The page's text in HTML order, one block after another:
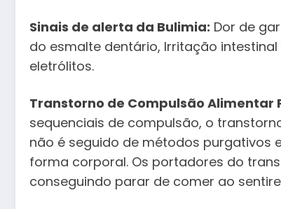
Sinais de alerta da Bulimia: Dor de
do esmalte dentário, Irritação
eletrólitos.
Transtorno de Compulsão Alimentar
sequenciais de compulsão, o
não é seguido de métodos purgativos
forma corporal. Os portadores do
conseguindo parar de comer ao